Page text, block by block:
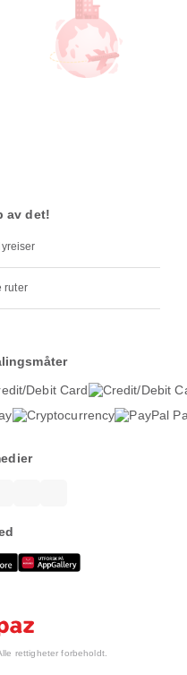
av det!
ruter
rettigheter forbeholdt.